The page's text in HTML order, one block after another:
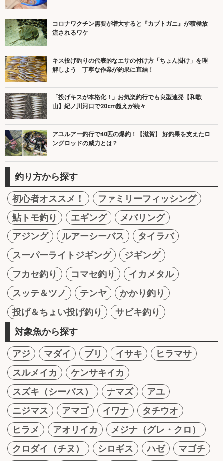
コロナワクチン需要が増大すると『カブトガニ』が積極放
流されるワケ
キス投げ釣りの代表的なエサの付け方「ちょん掛け」を理
解しよう 丁寧な作業が釣果に直結！
「投げキスが本格化！」お気楽釣行でも良型連発【和歌
山】紀ノ川河口で20cm超えが続々
アユルアー釣行で40匹の爆釣！【滋賀】 好釣果を支えたロ
ングロッドの威力とは？
釣り方から探す
初心者オススメ！
ファミリーフィッシング
鮎トモ釣り
エギング
メバリング
アジング
ルアーシーバス
タイラバ
スーパーライトジギング
ジギング
フカセ釣り
コマセ釣り
イカメタル
スッテ＆ツノ
テンヤ
かかり釣り
投げ＆ちょい投げ釣り
サビキ釣り
対象魚から探す
アジ マダイ ブリ イサキ
ヒラマサ
スルメイカ
ケンサキイカ
スズキ（シーバス）
ナマズ
アユ
ニジマス
アマゴ イワナ
タチウオ
ヒラメ
アオリイカ
メジナ（グレ・クロ）
クロダイ（チヌ）
シロギス ハゼ
マゴチ